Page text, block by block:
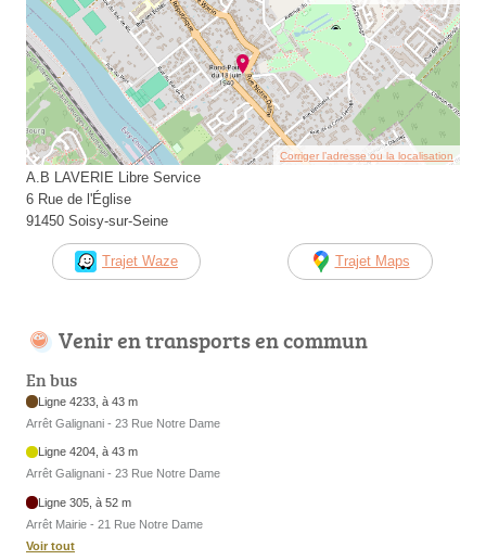
Corriger l’adresse ou la localisation
A.B LAVERIE Libre Service
6 Rue de l'Église
91450 Soisy-sur-Seine
Trajet Waze Trajet Maps
Venir en transports en commun
En bus
Ligne 4233, à 43 m
Arrêt Galignani - 23 Rue Notre Dame
Ligne 4204, à 43 m
Arrêt Galignani - 23 Rue Notre Dame
Ligne 305, à 52 m
Arrêt Mairie - 21 Rue Notre Dame
Voir tout